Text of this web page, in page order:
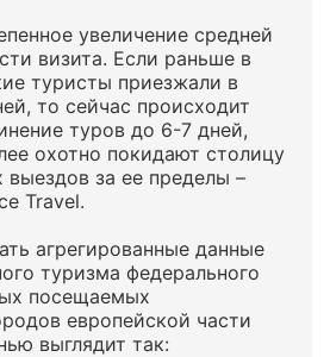
увеличение средней
визита. Если раньше в
туристы приезжали в
то сейчас происходит
туров до 6-7 дней,
охотно покидают столицу
выездов за ее пределы –
Travel.
агрегированные данные
туризма федерального
посещаемых
европейской части
выглядит так: